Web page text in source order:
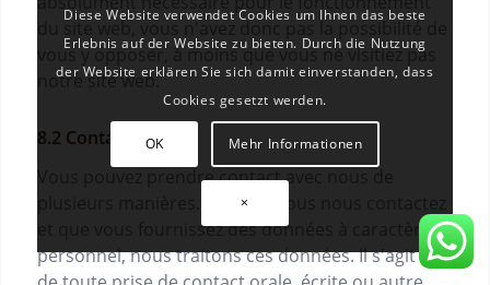
vous y opposer, à moins que vous ne visitiez pas
notre site web.
Contact
Vous pouvez prendre contact avec nous de
plusieurs manières. Lorsque vous nous contactez
et que vous fournissez des données à caractère
personnel, nous traitons ces données. Il s'agit ici
Diese Website verwendet Cookies um Ihnen das beste
Erlebnis auf der Website zu bieten. Durch die Nutzung
der Website erklären Sie sich damit einverstanden, dass
Cookies gesetzt werden.
OK Mehr Informationen
×